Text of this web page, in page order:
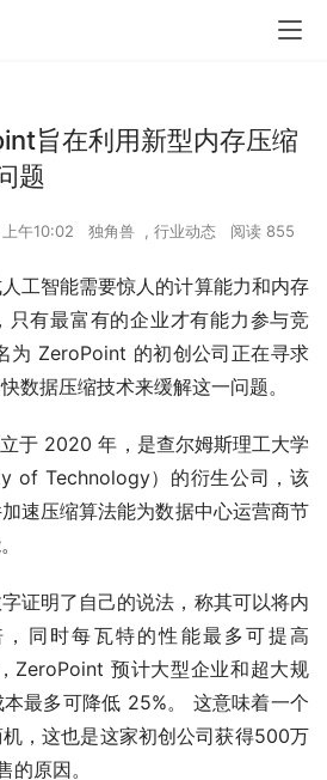
旨在利用新型内存压缩
题
午10:02 独角兽 , 行业动态 阅读 855
工智能需要惊人的计算能力和内存
只有最富有的企业才有能力参与竞
为 ZeroPoint 的初创公司正在寻求
数据压缩技术来缓解这一问题。
于 2020 年，是查尔姆斯理工大学
of Technology）的衍生公司，该
速压缩算法能为数据中心运营商节
证明了自己的说法，称其可以将内
同时每瓦特的性能最多可提高
ZeroPoint 预计大型企业和超大规
最多可降低 25%。 这意味着一个
，这也是这家初创公司获得500万
的原因。